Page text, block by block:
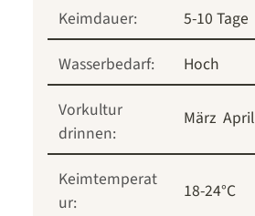
Keimdauer:
5-10 Tage
Wasserbedarf:
Hoch
Vorkultur
drinnen:
März April
Keimtemperat
ur:
18-24°C